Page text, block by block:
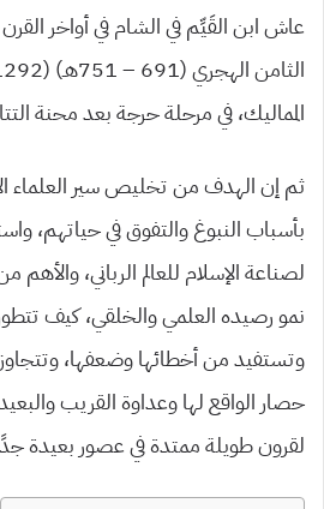
عاش ابن القَيِّم في الشام في أواخر
المماليك، في مرحلة حرجة بعد محنة
ثم إن الهدف من تخليص سير العلماء
بأسباب النبوغ والتفوق في حياتهم،
لصناعة الإسلام للعالم الرباني،
نمو رصيده العلمي والخلقي، كيف
وتستفيد من أخطائها وضعفها،
حصار الواقع لها وعداوة القريب
لقرون طويلة ممتدة في عصور بعيدة